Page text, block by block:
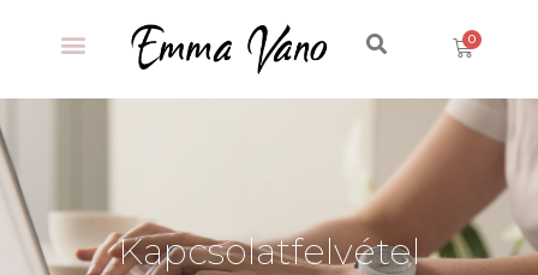
Kapcsolatfelvétel